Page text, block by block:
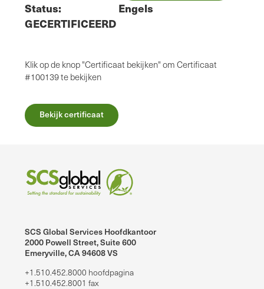
Status:
GECERTIFICEERD
Engels
Klik op de knop "Certificaat bekijken" om Certificaat
#100139 te bekijken
Bekijk certificaat
SCS Global Services Hoofdkantoor
2000 Powell Street, Suite 600
Emeryville, CA 94608 VS
+1.510.452.8000 hoofdpagina
+1.510.452.8001 fax